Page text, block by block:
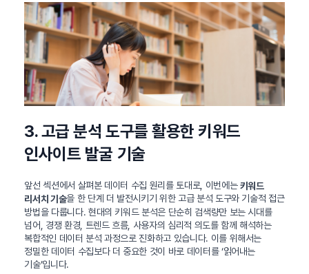
3. 고급 분석 도구를 활용한 키워드
인사이트 발굴 기술
앞선 섹션에서 살펴본 데이터 수집 원리를 토대로, 이번에는키워드
리서치 기술을 한 단계 더 발전시키기 위한 고급 분석 도구와 기술적 접근
방법을 다룹니다. 현대의 키워드 분석은 단순히 검색량만 보는 시대를
넘어, 경쟁 환경, 트렌드 흐름, 사용자의 심리적 의도를 함께 해석하는
복합적인 데이터 분석 과정으로 진화하고 있습니다. 이를 위해서는
정밀한 데이터 수집보다 더 중요한 것이 바로 데이터를 ‘읽어내는
기술’입니다.